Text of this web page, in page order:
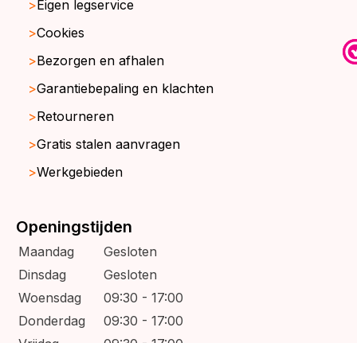
Eigen legservice
Cookies
Bezorgen en afhalen
Garantiebepaling en klachten
Retourneren
Gratis stalen aanvragen
Werkgebieden
Openingstijden
Maandag
Gesloten
Dinsdag
Gesloten
Woensdag
09:30 - 17:00
Donderdag
09:30 - 17:00